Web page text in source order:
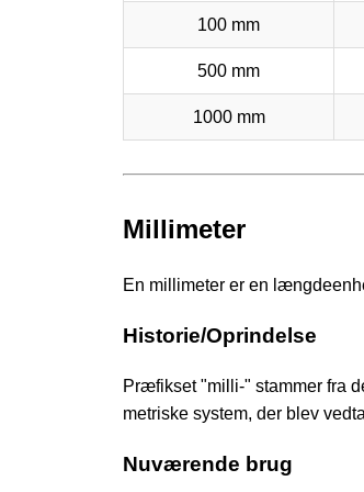
100 mm
500 mm
1000 mm
Millimeter
En millimeter er en
Historie/Oprindelse
Præfikset "milli-" stammer fra
metriske system, der blev
Nuværende brug